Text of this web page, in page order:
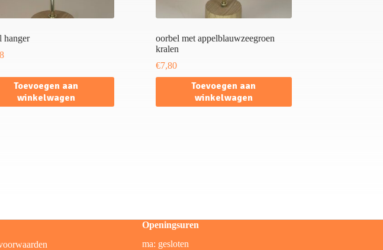
hanger
Toevoegen aan
winkelwagen
oorbel met appelblauwzeegroen
kralen
€7,80
Toevoegen aan
winkelwagen
Openingsuren
ma: gesloten